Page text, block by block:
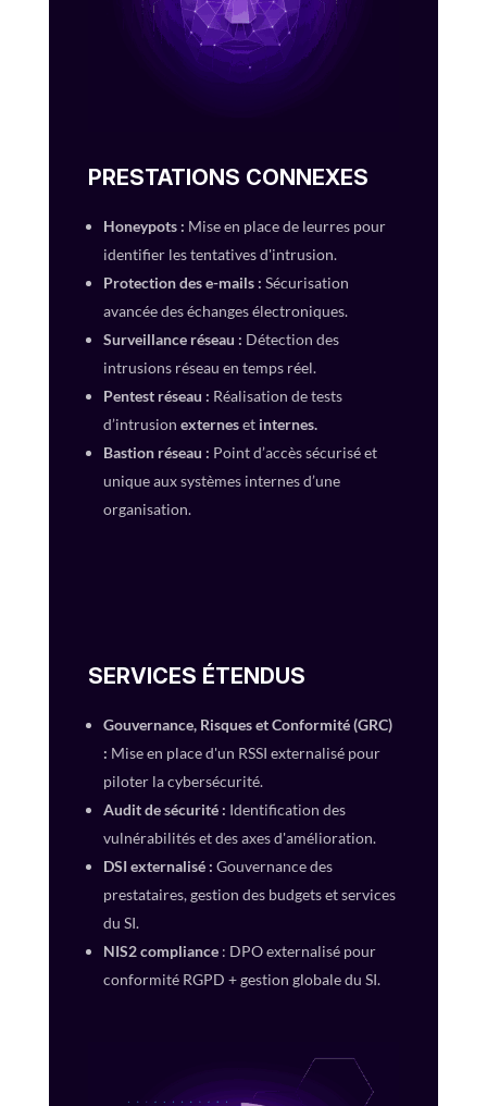
PRESTATIONS CONNEXES
Honeypots : Mise en place de leurres pour
identifier les tentatives d'intrusion.
Protection des e-mails : Sécurisation
avancée des échanges électroniques.
Surveillance réseau : Détection des
intrusions réseau en temps réel.
Pentest réseau : Réalisation de tests
d’intrusion externeset internes.
Bastion réseau : Point d’accès sécurisé et
unique aux systèmes internes d’une
organisation.
SERVICES ÉTENDUS
Gouvernance, Risques et Conformité (GRC)
: Mise en place d'un RSSI externalisé pour
piloter la cybersécurité.
Audit de sécurité : Identification des
vulnérabilités et des axes d'amélioration.
DSI externalisé : Gouvernance des
prestataires, gestion des budgets et services
du SI.
NIS2 compliance: DPO externalisé pour
conformité RGPD + gestion globale du SI.